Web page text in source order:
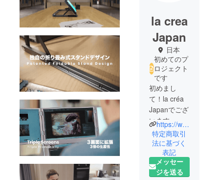
la crea
Japan
日本
初めてのプ
ロジェクト
です
初めまし
て！la créa
Japanでござ
います。
「暮らし
に”楽”を”ク
リエイト”す
る」をモッ
トーに、
https://www.lacrea.net
特定商取引
法に基づく
表記
メッセー
ジを送る